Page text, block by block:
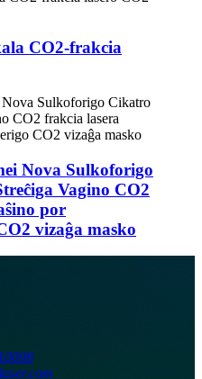
CO2-frakcia
Nova Sulkoforigo
Vagino CO2
por
vizaĝa masko